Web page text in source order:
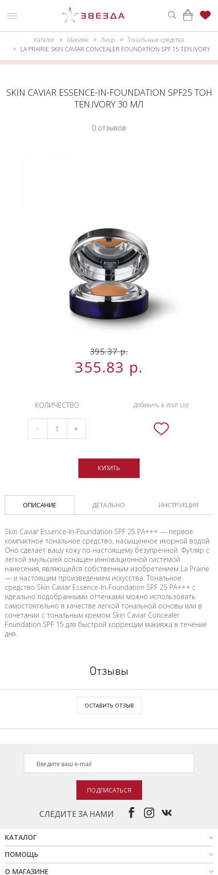
ВОЙТИ
Каталог
МАКИЯЖ
Каталог Макияж Лицо
Тональные средства
LA PRAIRIE SKIN CAVIAR CONCEALER FOUNDATION SPF 15 TEN.IVORY
SKIN CAVIAR ESSENCE-IN-FOUNDATION SPF25 ТОН
TEN.IVORY 30 МЛ
0 отзывов
395.37р.
355.83 р.
КОЛИЧЕСТВО
- +
КУПИТЬ
Добавить в Wish List
ОПИСАНИЕ ДЕТАЛЬНО ИНСТРУКЦИЯ
Skin Caviar Essence-In-Foundation SPF 25 PA+++ — первое
компактное тональное средство, насыщенное икорной водой.
Оно сделает вашу кожу по-настоящему безупречной. Футляр с
легкой эмульсией оснащен инновационной системой
нанесения, являющейся собственным изобретением La Prairie
— и настоящим произведением искусства. Тональное
средство Skin Caviar Essence-In-Foundation SPF 25 PA+++ с
идеально подобранными оттенками можно использовать
самостоятельно в качестве легкой тональной основы или в
сочетании с тональным кремом Skin Caviar Concealer
Foundation SPF 15 для быстрой коррекции макияжа в течение
дня.
Отзывы
ОСТАВИТЬ ОТЗЫВ
СЛЕДИТЕ ЗА НАМИ
ПОДПИСАТЬСЯ
КАТАЛОГ
ПОМОЩЬ
О МАГАЗИНЕ